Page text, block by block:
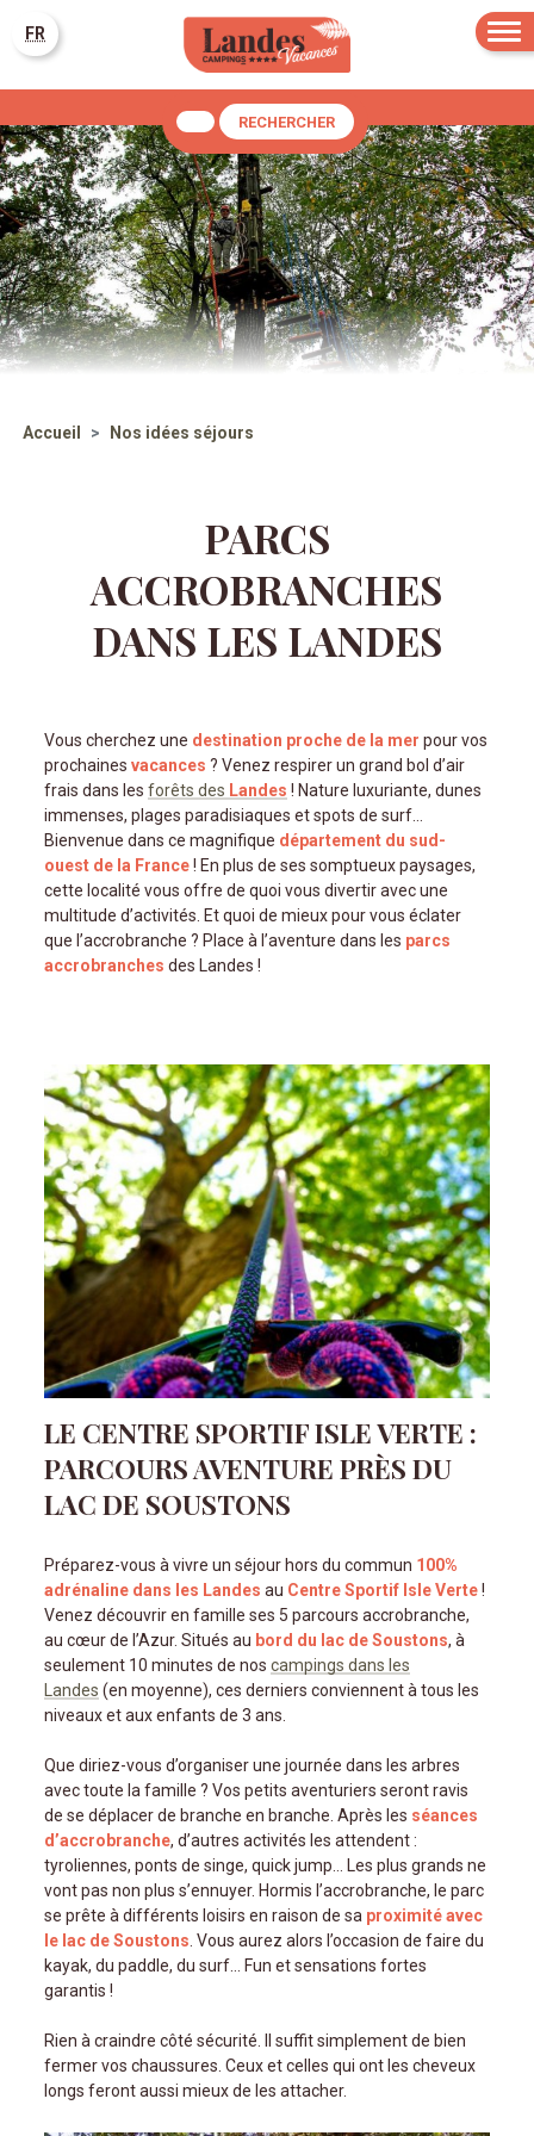
FR
RECHERCHER
Accueil Nos idées séjours
PARCS
ACCROBRANCHES
DANS LES LANDES
Vous cherchez une destination proche de la mer pour vos
prochainesvacances? Venez respirer un grand bol d’air
frais dans lesforêts des Landes ! Nature luxuriante, dunes
immenses, plages paradisiaques et spots de surf
Bienvenue dans ce magnifique département du sud-
ouest de la France! En plus de ses somptueux paysages,
cette localité vous offre de quoi vous divertir avec une
multitude d’activités. Et quoi de mieux pour vous éclater
que l’accrobranche ? Place à l’aventure dans les parcs
accrobranches des Landes !
LE CENTRE SPORTIF ISLE VERTE :
PARCOURS AVENTURE PRÈS DU
LAC DE SOUSTONS
Préparez-vous à vivre un séjour hors du commun 100%
adrénaline dans les Landes au Centre Sportif Isle Verte!
Venez découvrir en famille ses 5 parcours accrobranche,
au cœur de l’Azur. Situés au bord du lac de Soustons, à
seulement 10 minutes de noscampings dans les
Landes (en moyenne), ces derniers conviennent à tous les
niveaux et aux enfants de 3 ans.
Que diriez-vous d’organiser une journée dans les arbres
avec toute la famille ? Vos petits aventuriers seront ravis
de se déplacer de branche en branche. Après les séances
d’accrobranche, d’autres activités les attendent :
tyroliennes, ponts de singe, quick jump… Les plus grands ne
vont pas non plus s’ennuyer. Hormis l’accrobranche, le parc
se prête à différents loisirs en raison de sa proximité avec
le lac de Soustons. Vous aurez alors l’occasion de faire du
kayak, du paddle, du surf… Fun et sensations fortes
garantis !
Rien à craindre côté sécurité. Il suffit simplement de bien
fermer vos chaussures. Ceux et celles qui ont les cheveux
longs feront aussi mieux de les attacher.